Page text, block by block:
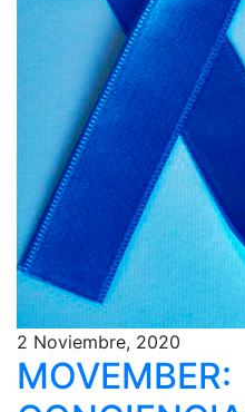
2 Noviembre, 2020
MOVEMBER: